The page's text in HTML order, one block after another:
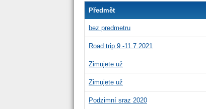
Předmět
bez predmetru
Road trip 9.-11.7.2021
Zimujete už
Zimujete už
Podzimní sraz 2020